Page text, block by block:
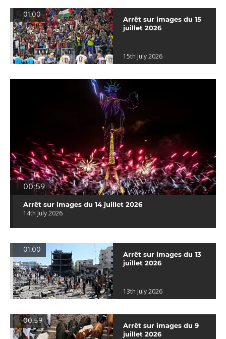
01:00
Arrêt sur images du 15
juillet 2026
15th July 2026
00:59
Arrêt sur images du 14 juillet 2026
14th July 2026
01:00
Arrêt sur images du 13
juillet 2026
13th July 2026
00:59
Arrêt sur images du 9
juillet 2026